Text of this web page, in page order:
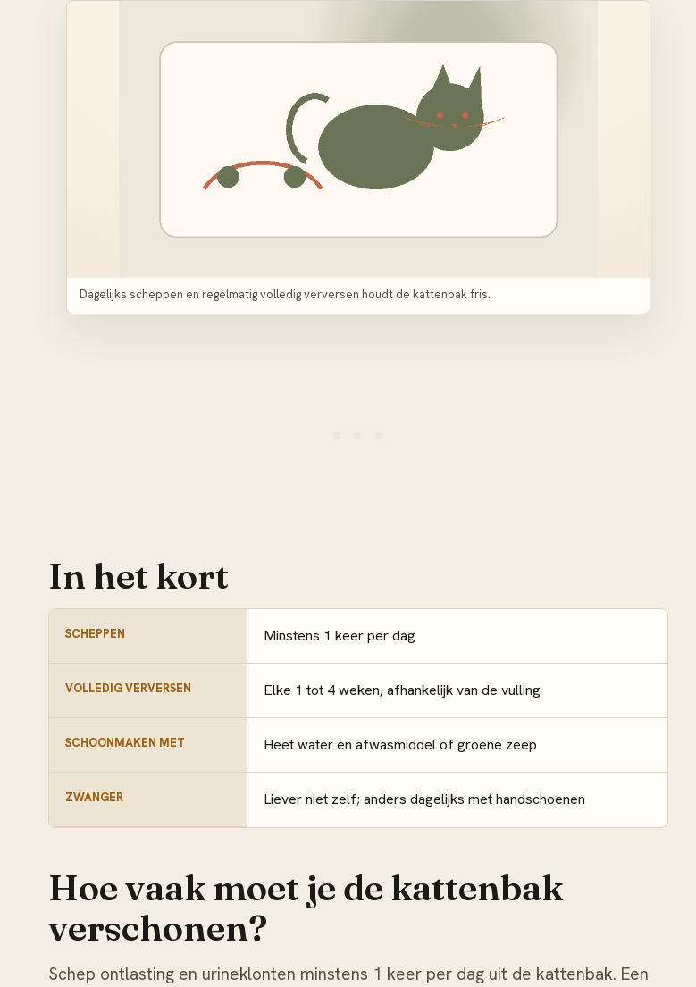
Dagelijks scheppen en regelmatig volledig verversen houdt de kattenbak fris.
In het kort
SCHEPPEN Minstens 1 keer per dag
VOLLEDIG VERVERSEN Elke 1 tot 4 weken, afhankelijk van de vulling
SCHOONMAKEN MET Heet water en afwasmiddel of groene zeep
ZWANGER Liever niet zelf; anders dagelijks met handschoenen
Hoe vaak moet je de kattenbak
verschonen?
Schep ontlasting en urineklonten minstens 1 keer per dag uit de kattenbak. Een